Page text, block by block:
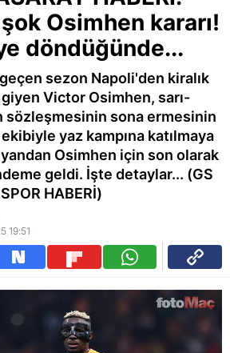
Osimhen kararı!
döndüğünde...
sezon Napoli'den kiralık
Victor Osimhen, sarı-
sözleşmesinin sona ermesinin
yaz kampına katılmaya
yandan Osimhen için son olarak
geldi. İşte detaylar... (GS
SPOR HABERİ)
19:51